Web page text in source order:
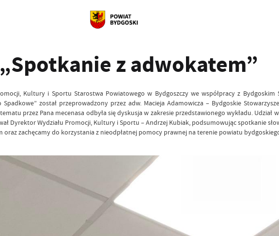
z adwokatem”
Kultury i Sportu Starostwa Powiatowego w Bydgoszczy we współpracy z Bydgoskim
został przeprowadzony przez adw. Macieja Adamowicza – Bydgoskie
przez Pana mecenasa odbyła się dyskusja w zakresie przedstawionego wykładu. Udział
Dyrektor Wydziału Promocji, Kultury i Sportu – Andrzej Kubiak, podsumowując spotkanie
zachęcamy do korzystania z nieodpłatnej pomocy prawnej na terenie powiatu